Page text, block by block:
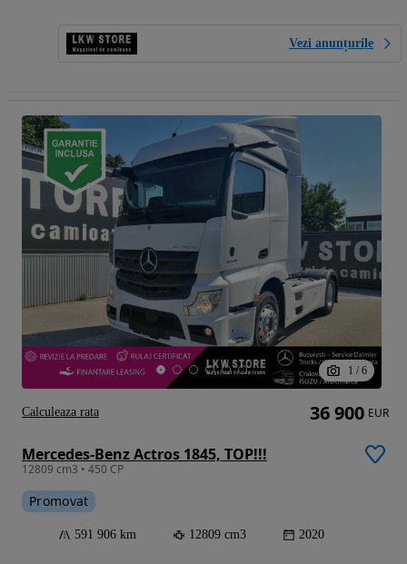
Vezi anunțurile
1 / 6
Mercedes-Benz Actros 1845, TOP!!!
12809 cm3 • 450 CP
Promovat
591 906 km 12809 cm3 2020
36 900 EUR
Calculeaza rata